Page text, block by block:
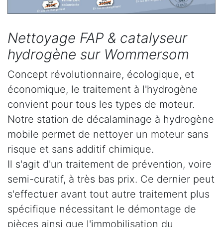
Nettoyage FAP & catalyseur
hydrogène sur Wommersom
Concept révolutionnaire, écologique, et
économique, le traitement à l'hydrogène
convient pour tous les types de moteur.
Notre station de décalaminage à hydrogène
mobile permet de nettoyer un moteur sans
risque et sans additif chimique.
Il s'agit d'un traitement de prévention, voire
semi-curatif, à très bas prix. Ce dernier peut
s'effectuer avant tout autre traitement plus
spécifique nécessitant le démontage de
pièces ainsi que l'immobilisation du